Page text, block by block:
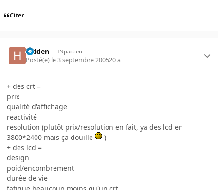
Citer
hidden INpactien
Posté(e) le 3 septembre 200520 a
+ des crt =
prix
qualité d'affichage
reactivité
resolution (plutôt prix/resolution en fait, ya des lcd en
3800*2400 mais ça douille
)
+ des lcd =
design
poid/encombrement
durée de vie